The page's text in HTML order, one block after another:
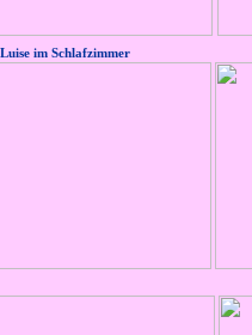
Luise im Schlafzimmer